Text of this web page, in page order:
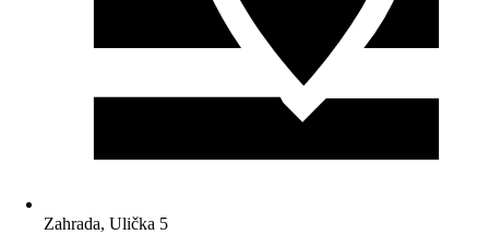
Zahrada, Ulička 5